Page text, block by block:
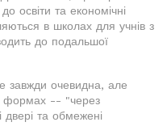
освіти та економічні
в школах для учнів з
до подальшої
завжди очевидна, але
формах -- "через
двері та обмежені